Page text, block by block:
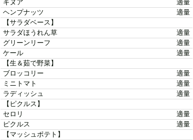
キヌア
適量
ヘンプナッツ
適量
【サラダベース】
サラダほうれん草
適量
グリーンリーフ
適量
ケール
適量
【生＆茹で野菜】
ブロッコリー
適量
ミニトマト
適量
ラディッシュ
適量
【ピクルス】
セロリ
適量
ピクルス
適量
【マッシュポテト】